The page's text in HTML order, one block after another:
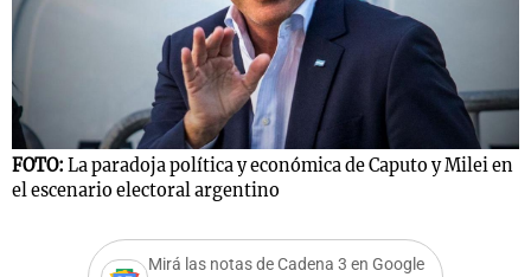
FOTO: La paradoja política y económica de Caputo y Milei en
el escenario electoral argentino
Mirá las notas de Cadena 3 en Google